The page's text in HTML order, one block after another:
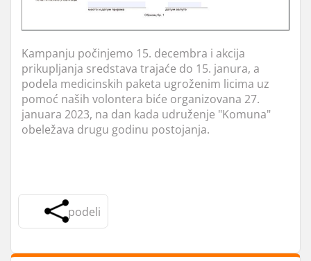
Kampanju počinjemo 15. decembra i akcija
prikupljanja sredstava trajaće do 15. janura, a
podela medicinskih paketa ugroženim licima uz
pomoć naših volontera biće organizovana 27.
januara 2023, na dan kada udruženje "Komuna"
obeležava drugu godinu postojanja.
podeli